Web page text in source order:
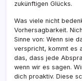
zukünftigen Glücks.
Was viele nicht
Vorhersagbarkeit.
Sinne von: Wenn sie
verspricht, kommt es
das, dass jede
wenn wir es sagen.
dich proaktiv. Diese